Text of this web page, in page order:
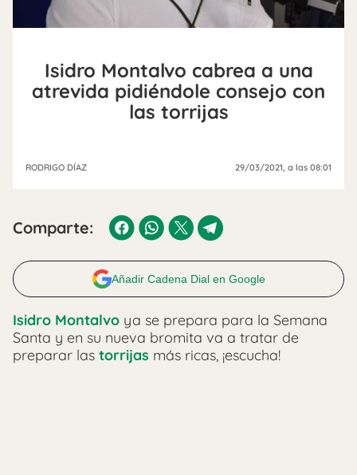
Isidro Montalvo cabrea a una
atrevida pidiéndole consejo con
las torrijas
RODRIGO DÍAZ 29/03/2021 , a las 08:01
Comparte:
Añadir Cadena Dial en Google
Isidro Montalvo ya se prepara para la Semana
Santa y en su nueva bromita va a tratar de
preparar las torrijas más ricas, ¡escucha!